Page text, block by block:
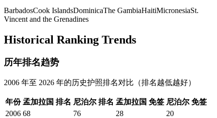
BarbadosCook IslandsDominicaThe GambiaHaitiMicronesiaSt.
Vincent and the Grenadines
Historical Ranking Trends
历年排名趋势
2006 年至 2026 年的历史护照排名对比（排名越低越好）
年份 孟加拉国 排名 尼泊尔 排名 孟加拉国 免签 尼泊尔 免签
2006 68 76 28
20